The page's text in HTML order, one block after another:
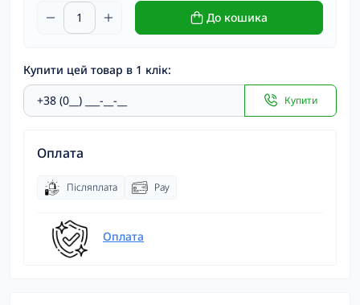
До кошика
Купити цей товар в 1 клік:
Купити
Оплата
Післяплата Pay
Оплата